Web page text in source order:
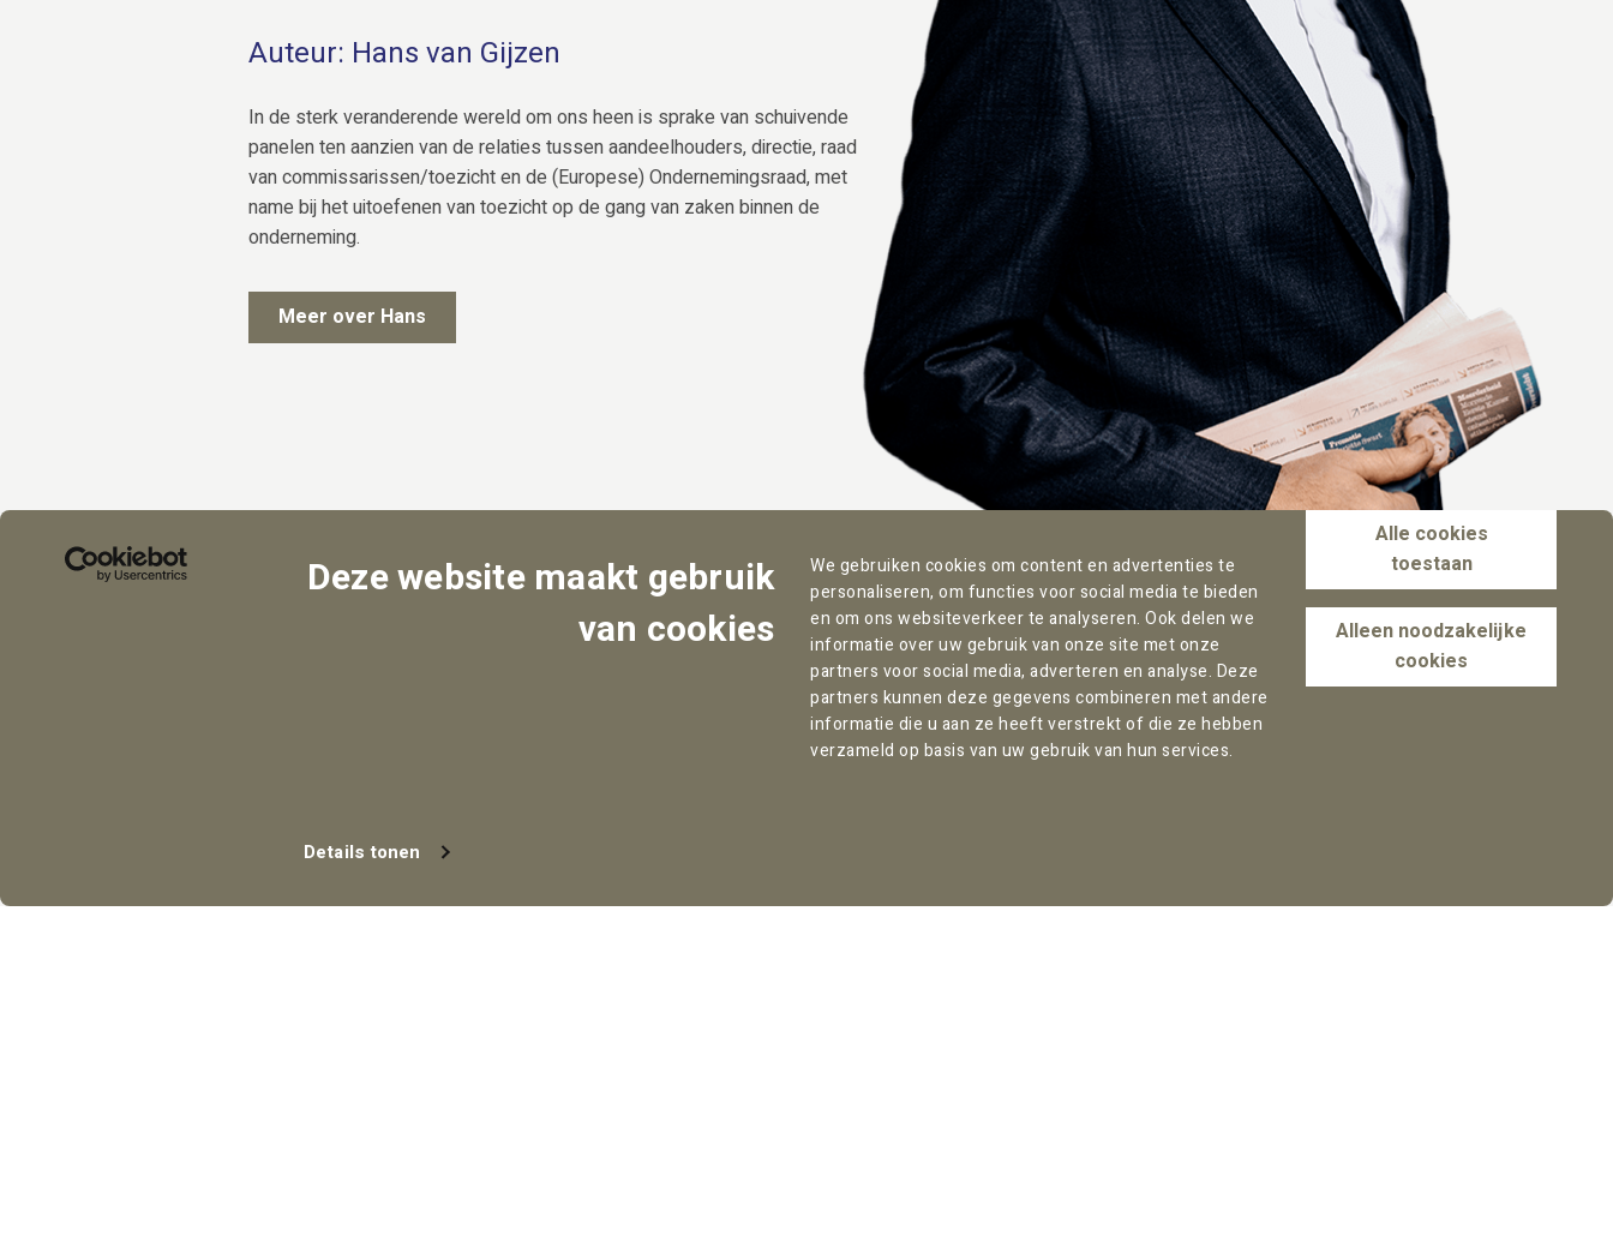
Deze website maakt gebruik
van cookies
We gebruiken cookies om content en advertenties te
personaliseren, om functies voor social media te bieden
en om ons websiteverkeer te analyseren. Ook delen we
informatie over uw gebruik van onze site met onze
partners voor social media, adverteren en analyse. Deze
partners kunnen deze gegevens combineren met andere
informatie die u aan ze heeft verstrekt of die ze hebben
verzameld op basis van uw gebruik van hun services.
Details tonen
Alle cookies
toestaan
Alleen noodzakelijke
cookies
Auteur: Hans van Gijzen
In de sterk veranderende wereld om ons heen is sprake van schuivende
panelen ten aanzien van de relaties tussen aandeelhouders, directie, raad
van commissarissen/toezicht en de (Europese) Ondernemingsraad, met
name bij het uitoefenen van toezicht op de gang van zaken binnen de
onderneming.
Meer over Hans